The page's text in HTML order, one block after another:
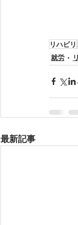
リハビリ
就労
最新記事